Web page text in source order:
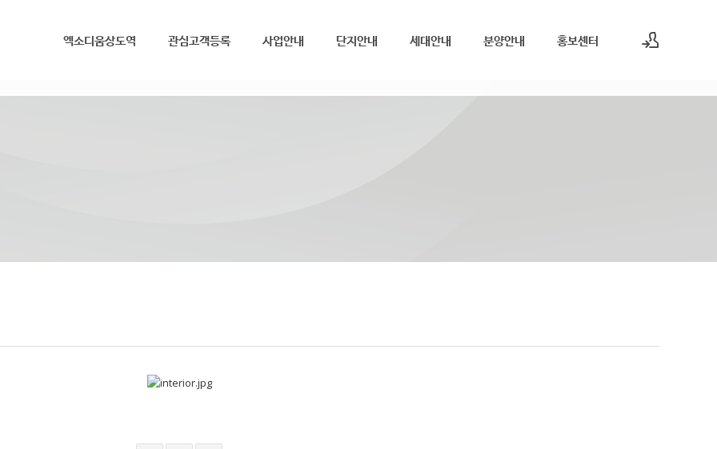
엑소디움상도역 관심고객등록 사업안내 단지안내 세대안내 분양안내 홍보센터